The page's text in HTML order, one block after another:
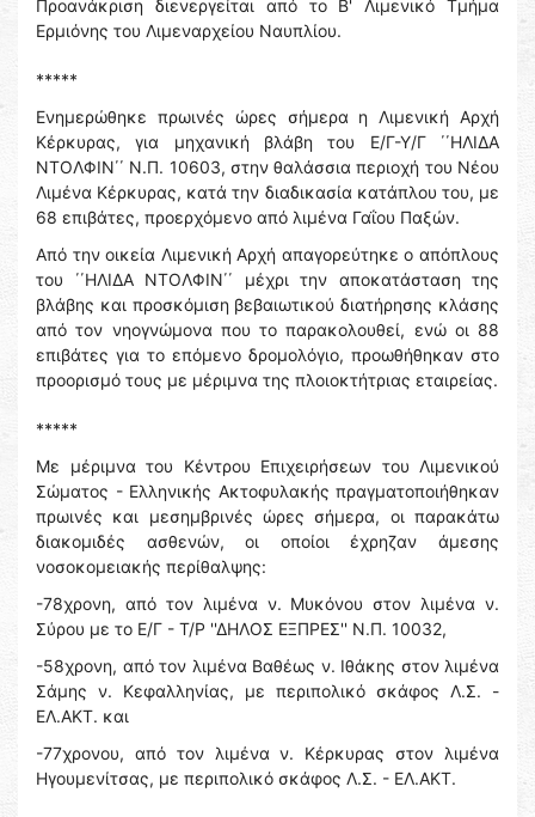
Προανάκριση διενεργείται από το Β' Λιμενικό Τμήμα
Ερμιόνης του Λιμεναρχείου Ναυπλίου.
*****
Ενημερώθηκε πρωινές ώρες σήμερα η Λιμενική Αρχή
Κέρκυρας, για μηχανική βλάβη του Ε/Γ-Υ/Γ ΄΄ΗΛΙΔΑ
ΝΤΟΛΦΙΝ΄΄ Ν.Π. 10603, στην θαλάσσια περιοχή του Νέου
Λιμένα Κέρκυρας, κατά την διαδικασία κατάπλου του, με
68 επιβάτες, προερχόμενο από λιμένα Γαΐου Παξών.
Από την οικεία Λιμενική Αρχή απαγορεύτηκε ο απόπλους
του ΄΄ΗΛΙΔΑ ΝΤΟΛΦΙΝ΄΄ μέχρι την αποκατάσταση της
βλάβης και προσκόμιση βεβαιωτικού διατήρησης κλάσης
από τον νηογνώμονα που το παρακολουθεί, ενώ οι 88
επιβάτες για το επόμενο δρομολόγιο, προωθήθηκαν στο
προορισμό τους με μέριμνα της πλοιοκτήτριας εταιρείας.
*****
Με μέριμνα του Κέντρου Επιχειρήσεων του Λιμενικού
Σώματος - Ελληνικής Ακτοφυλακής πραγματοποιήθηκαν
πρωινές και μεσημβρινές ώρες σήμερα, οι παρακάτω
διακομιδές ασθενών, οι οποίοι έχρηζαν άμεσης
νοσοκομειακής περίθαλψης:
-78χρονη, από τον λιμένα ν. Μυκόνου στον λιμένα ν.
Σύρου με το Ε/Γ - Τ/Ρ ''ΔΗΛΟΣ ΕΞΠΡΕΣ'' Ν.Π. 10032,
-58χρονη, από τον λιμένα Βαθέως ν. Ιθάκης στον λιμένα
Σάμης ν. Κεφαλληνίας, με περιπολικό σκάφος Λ.Σ. -
ΕΛ.ΑΚΤ. και
-77χρονου, από τον λιμένα ν. Κέρκυρας στον λιμένα
Ηγουμενίτσας, με περιπολικό σκάφος Λ.Σ. - ΕΛ.ΑΚΤ.